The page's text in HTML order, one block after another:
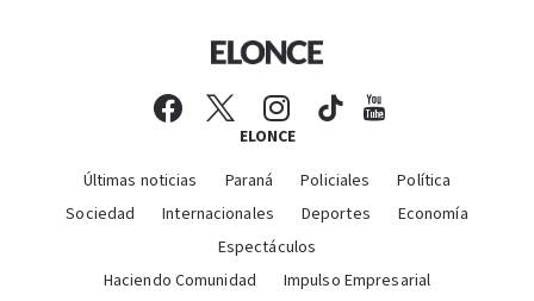
ELONCE
Últimas noticias Paraná Policiales
Política
Sociedad
Internacionales Deportes
Economía
Espectáculos
Haciendo Comunidad
Impulso Empresarial